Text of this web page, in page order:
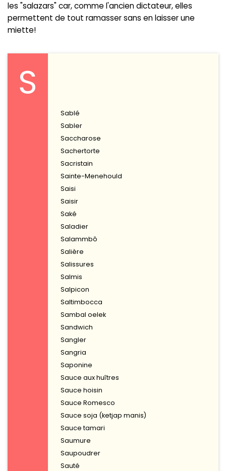
les "salazars" car, comme l'ancien dictateur, elles
permettent de tout ramasser sans en laisser une
miette!
S
Sablé
Sabler
Saccharose
Sachertorte
Sacristain
Sainte-Menehould
Saisi
Saisir
Saké
Saladier
Salammbô
Salière
Salissures
Salmis
Salpicon
Saltimbocca
Sambal oelek
Sandwich
Sangler
Sangria
Saponine
Sauce aux huîtres
Sauce hoisin
Sauce Romesco
Sauce soja (ketjap manis)
Sauce tamari
Saumure
Saupoudrer
Sauté